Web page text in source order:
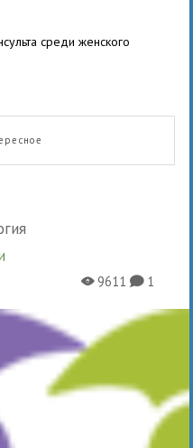
среди женского
X9611K1